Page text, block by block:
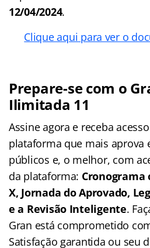
12/04/2024.
Clique aqui para ver o
Prepare-se com o
Ilimitada 11
Assine agora e receba
plataforma que mais aprova
públicos e, o melhor, com
da plataforma: Cronograma
X, Jornada do Aprovado,
e a Revisão Inteligente.
Gran está comprometido
Satisfação garantida ou seu